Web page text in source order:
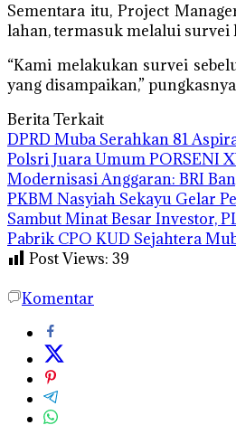
Sementara itu, Project
lahan, termasuk melalui survei
“Kami melakukan survei
yang disampaikan,”
Berita Terkait
DPRD Muba Serahkan 81
Polsri Juara Umum PORSENI
Modernisasi Anggaran: BRI
PKBM Nasyiah Sekayu Gelar
Sambut Minat Besar Investor,
Pabrik CPO KUD Sejahtera
Post Views: 39
Komentar